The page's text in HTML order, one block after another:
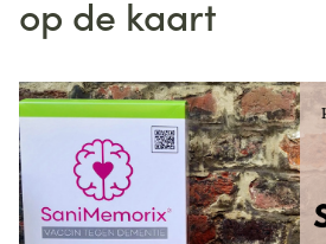
op de kaart